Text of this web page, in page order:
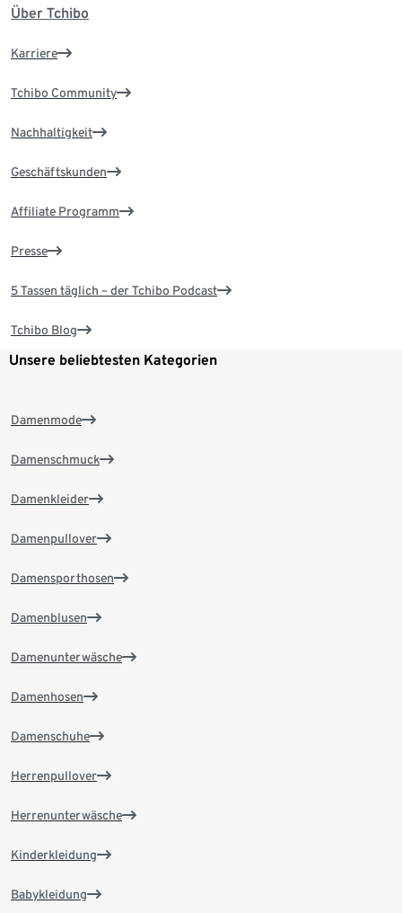
Über Tchibo
Karriere
Tchibo Community
Nachhaltigkeit
Geschäftskunden
Affiliate Programm
Presse
5 Tassen täglich – der Tchibo Podcast
Tchibo Blog
Unsere beliebtesten Kategorien
Damenmode
Damenschmuck
Damenkleider
Damenpullover
Damensporthosen
Damenblusen
Damenunterwäsche
Damenhosen
Damenschuhe
Herrenpullover
Herrenunterwäsche
Kinderkleidung
Babykleidung